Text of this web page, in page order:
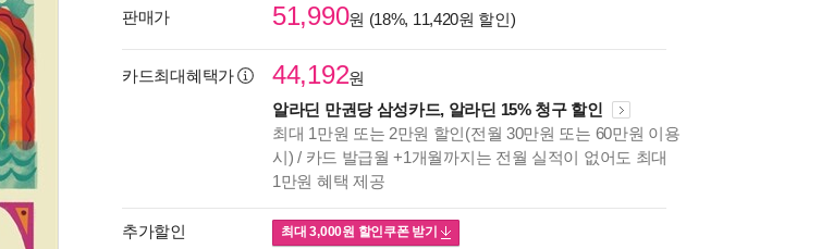
판매가
51,990원 (18%, 11,420원 할인)
카드최대혜택가 44,192원
알라딘 만권당 삼성카드, 알라딘 15% 청구 할인
최대 1만원 또는 2만원 할인(전월 30만원 또는 60만원 이용
시) / 카드 발급월 +1개월까지는 전월 실적이 없어도 최대
1만원 혜택 제공
추가할인 최대3,000원 할인쿠폰 받기